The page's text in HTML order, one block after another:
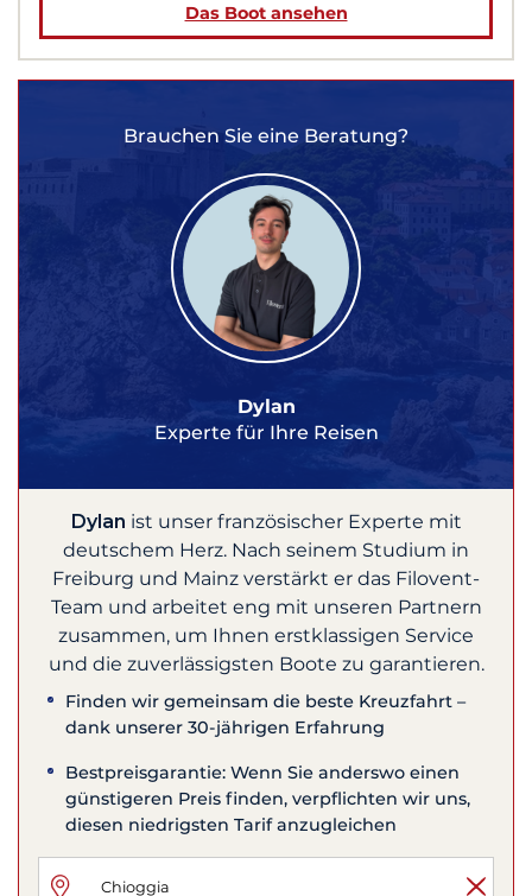
Das Boot ansehen
Brauchen Sie eine Beratung?
Dylan
Experte für Ihre Reisen
Dylan ist unser französischer Experte mit
deutschem Herz. Nach seinem Studium in
Freiburg und Mainz verstärkt er das Filovent-
Team und arbeitet eng mit unseren Partnern
zusammen, um Ihnen erstklassigen Service
und die zuverlässigsten Boote zu garantieren.
Finden wir gemeinsam die beste Kreuzfahrt –
dank unserer 30-jährigen Erfahrung
Bestpreisgarantie: Wenn Sie anderswo einen
günstigeren Preis finden, verpflichten wir uns,
diesen niedrigsten Tarif anzugleichen